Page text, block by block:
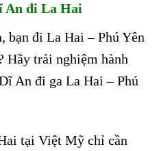
An đi La Hai
bạn đi La Hai – Phú Yên
Hãy trải nghiệm hành
An đi ga La Hai – Phú
tại Việt Mỹ chỉ cần